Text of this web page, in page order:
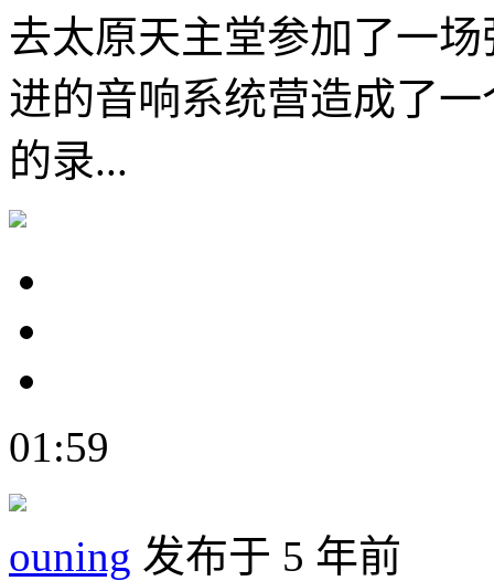
去太原天主堂参加了一
进的音响系统营造成了
的录...
01:59
ouning 发布于 5 年前